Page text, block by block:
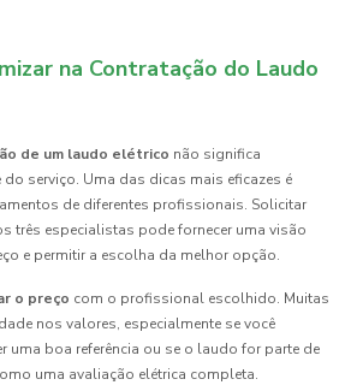
na Contratação do Laudo
de um laudo elétrico não significa
serviço. Uma das dicas mais eficazes é
de diferentes profissionais. Solicitar
três especialistas pode fornecer uma visão
e permitir a escolha da melhor opção.
o preço com o profissional escolhido. Muitas
nos valores, especialmente se você
uma boa referência ou se o laudo for parte de
uma avaliação elétrica completa.